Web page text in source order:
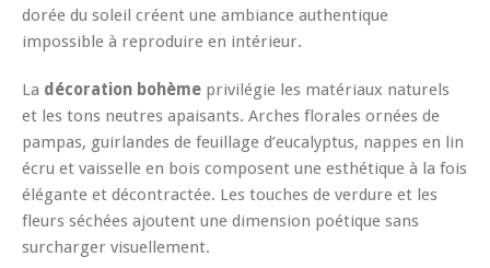
dorée du soleil créent une ambiance authentique
impossible à reproduire en intérieur.
La décoration bohème privilégie les matériaux naturels
et les tons neutres apaisants. Arches florales ornées de
pampas, guirlandes de feuillage d’eucalyptus, nappes en lin
écru et vaisselle en bois composent une esthétique à la fois
élégante et décontractée. Les touches de verdure et les
fleurs séchées ajoutent une dimension poétique sans
surcharger visuellement.